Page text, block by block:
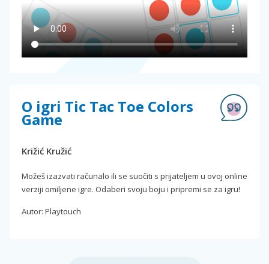
O igri Tic Tac Toe Colors
Game
Križić Kružić
Možeš izazvati računalo ili se suočiti s prijateljem u ovoj online
verziji omiljene igre. Odaberi svoju boju i pripremi se za igru!
Autor: Playtouch